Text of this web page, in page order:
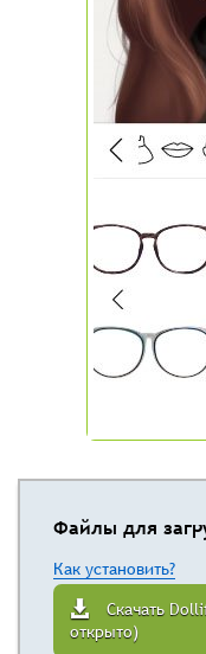
Файлы для
Как установить?
Скачать
открыто)